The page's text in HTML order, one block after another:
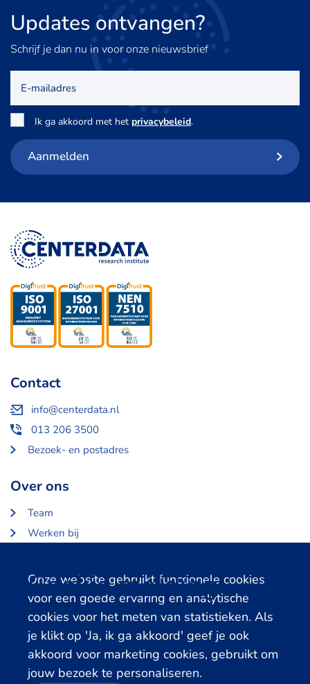
Cookie melding
Onze website gebruikt functionele cookies
voor een goede ervaring en analytische
cookies voor het meten van statistieken. Als
je klikt op 'Ja, ik ga akkoord' geef je ook
akkoord voor marketing cookies, gebruikt om
jouw bezoek te personaliseren.
Updates ontvangen?
Schrijf je dan nu in voor onze nieuwsbrief
mailadres
Toestemming
Ik ga akkoord met het privacybeleid.
Aanmelden
Contact
info@centerdata.nl
013 206 3500
Bezoek- en postadres
Over ons
Team
Werken bij
Partners en opdrachtgevers
Gerelateerde databanken
LISS Data Archive
SHARE Data Access
DHS Data Access